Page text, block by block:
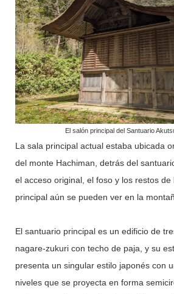
El salón principal del Santuario
La sala principal actual estaba ubicada
del monte Hachiman, detrás del
el acceso original, el foso y los restos de
principal aún se pueden ver en la
El santuario principal es un edificio de
nagare-zukuri con techo de paja, y su
presenta un singular estilo japonés con
niveles que se proyecta en forma